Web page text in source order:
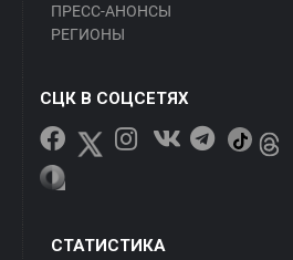
ПРЕСС-АНОНСЫ
РЕГИОНЫ
СЦК В СОЦСЕТЯХ
СТАТИСТИКА